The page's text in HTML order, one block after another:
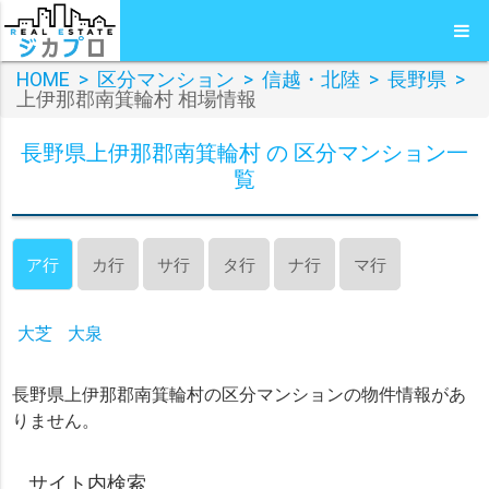
HOME > 区分マンション > 信越・北陸 > 長野県 >
上伊那郡南箕輪村 相場情報
長野県上伊那郡南箕輪村 の 区分マンション一
覧
ア行 カ行 サ行 タ行 ナ行 マ行
大芝 大泉
長野県上伊那郡南箕輪村の区分マンションの物件情報があ
りません。
サイト内検索